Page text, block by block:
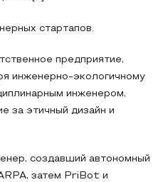
стартапов.
предприятие,
инженерно-экологичному
инженером,
за этичный дизайн и
создавший автономный
затем PriBot и